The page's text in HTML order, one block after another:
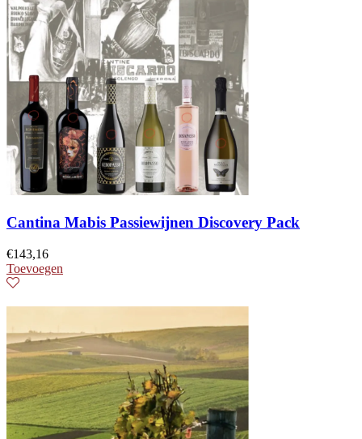
Cantina Mabis Passiewijnen Discovery Pack
€143,16
Toevoegen